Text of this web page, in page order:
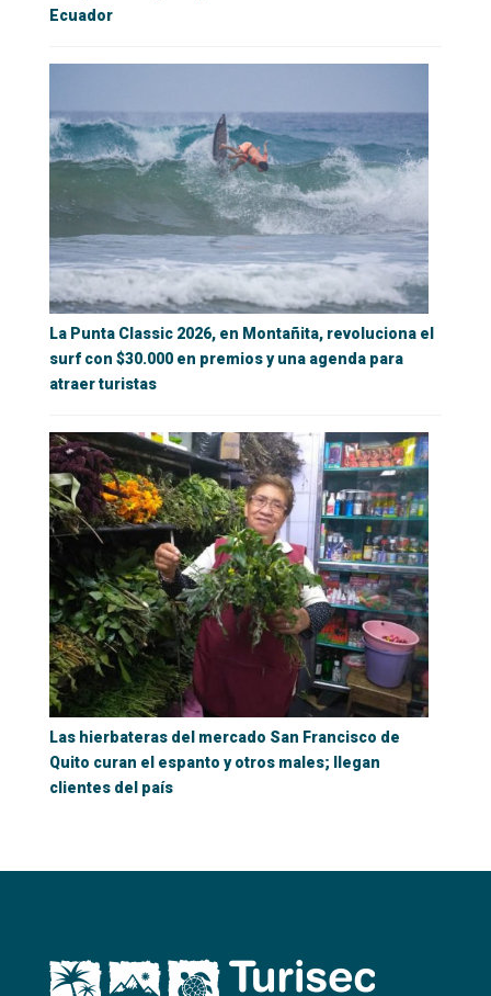
Ecuador
La Punta Classic 2026, en Montañita, revoluciona el
surf con $30.000 en premios y una agenda para
atraer turistas
Las hierbateras del mercado San Francisco de
Quito curan el espanto y otros males; llegan
clientes del país